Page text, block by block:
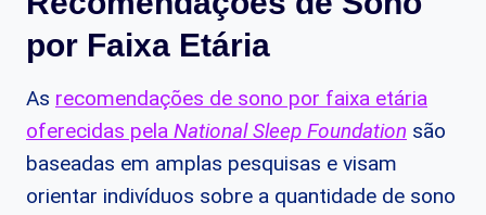
por Faixa Etária
As recomendações de sono por faixa etária
oferecidas pela National Sleep Foundation são
baseadas em amplas pesquisas e visam
orientar indivíduos sobre a quantidade de sono